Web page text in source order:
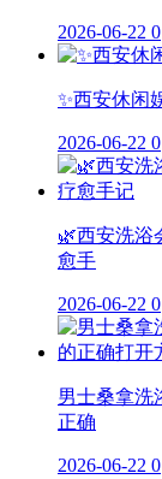
2026-06-22 0
✨西安休闲
2026-06-22 0
🌿西安洗浴
愈手
2026-06-22 0
男士桑拿洗
正确
2026-06-22 0